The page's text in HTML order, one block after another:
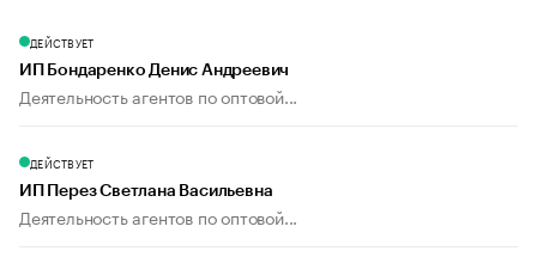
ДЕЙСТВУЕТ
ИП Бондаренко Денис Андреевич
Деятельность агентов по оптовой...
ДЕЙСТВУЕТ
ИП Перез Светлана Васильевна
Деятельность агентов по оптовой...